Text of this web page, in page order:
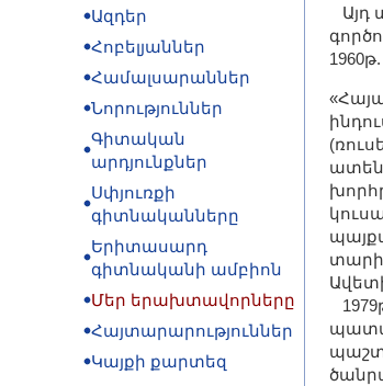
Ազդեր
Հոբելյաններ
Համալսարաններ
Նորություններ
Գիտական
արդյունքներ
Սփյուռքի
գիտնականները
Երիտասարդ
գիտնականի ամբիոն
Մեր երախտավորները
Հայտարարություններ
Կայքի քարտեզ
Այդ